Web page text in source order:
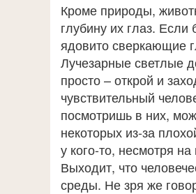
Кроме природы,
глубину их глаз.
ядовито сверкающие
Лучезарные светлые
просто – открой и
чувствительный
посмотришь в них,
некоторых из-за
у кого-то, несмотря
Выходит, что
среды. Не зря же